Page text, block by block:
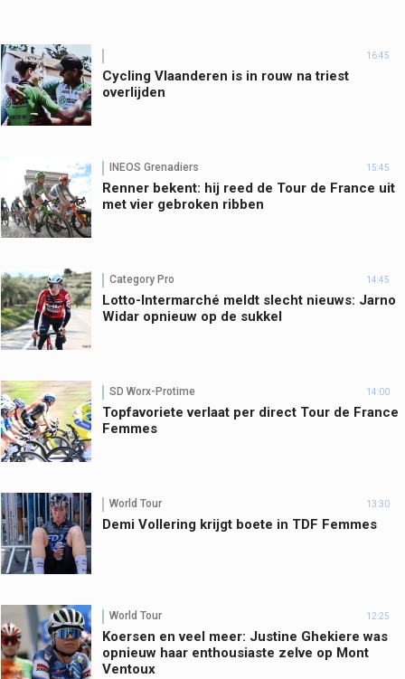
16:45
Cycling Vlaanderen is in rouw na triest
overlijden
INEOS Grenadiers 15:45
Renner bekent: hij reed de Tour de France uit
met vier gebroken ribben
Category Pro 14:45
Lotto-Intermarché meldt slecht nieuws: Jarno
Widar opnieuw op de sukkel
SD Worx-Protime 14:00
Topfavoriete verlaat per direct Tour de France
Femmes
World Tour 13:30
Demi Vollering krijgt boete in TDF Femmes
World Tour 12:25
Koersen en veel meer: Justine Ghekiere was
opnieuw haar enthousiaste zelve op Mont
Ventoux